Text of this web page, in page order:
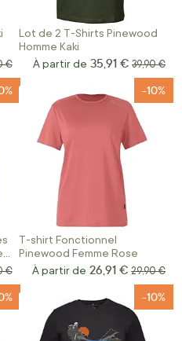
€
Lot de 2 T-Shirts Pinewood
Homme Kaki
À partir de 35,91 € Prix
39,90 €
€
T-shirt Fonctionnel
Pinewood Femme Rose
-10%
À partir de 26,91 € Prix
29,90 €
-10%